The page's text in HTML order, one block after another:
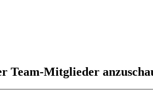
Team-Mitglieder